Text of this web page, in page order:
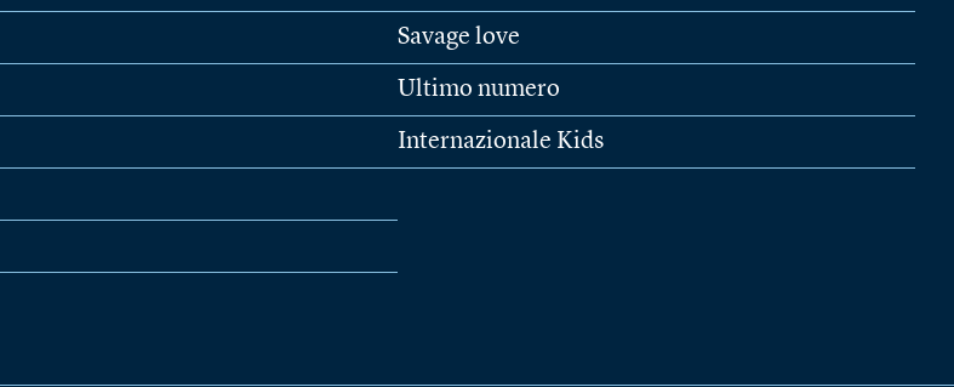
Savage love
Ultimo numero
Internazionale Kids